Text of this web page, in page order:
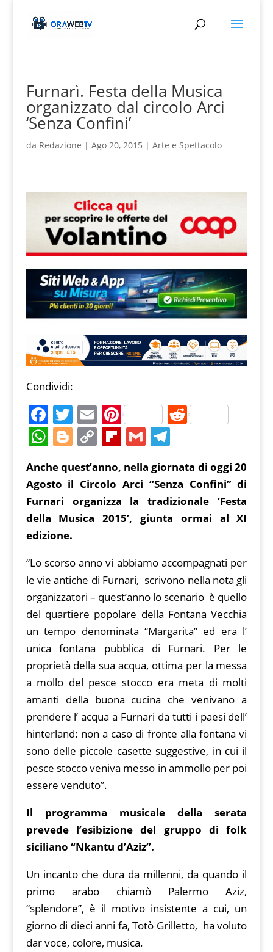
Furnarì. Festa della Musica
organizzato dal circolo Arci
‘Senza Confini’
da Redazione | Ago 20, 2015 | Arte e Spettacolo
Condividi:
F
a
c
e
b
o
o
T
w
itt
er
E
m
ai
l
Pi
nt
er
e
st
R
di
t
W
h
at
s
A
p
Bl
g
g
er
C
p
y
Li
Fl
ip
b
o
ar
G
m
ai
l
T
e
gr
a
Anche quest’anno, nella giornata di oggi 20
Agosto il Circolo Arci “Senza Confini” di
Furnari organizza la tradizionale ‘Festa
della Musica 2015’, giunta ormai al XI
edizione.
“Lo scorso anno vi abbiamo accompagnati per
le vie antiche di Furnari, scrivono nella nota gli
organizzatori – quest’anno lo scenario è quello
del quartiere popolare della Fontana Vecchia
un tempo denominata “Margarita” ed era l’
unica fontana pubblica di Furnari. Per le
proprietà della sua acqua, ottima per la messa
a mollo del pesce stocco era meta di molti
amanti della buona cucina che venivano a
prendere l’ acqua a Furnari da tutti i paesi dell’
hinterland: non a caso di fronte alla fontana vi
sono delle piccole casette suggestive, in cui il
pesce stocco veniva messo in ammollo per poi
essere venduto”.
Il programma musicale della serata
prevede l’esibizione del gruppo di folk
siciliano “Nkantu d’Aziz”.
Un incanto che dura da millenni, da quando il
primo arabo chiamò Palermo Aziz,
“splendore”, è il motivo insistente a cui, un
giorno di dieci anni fa, Totò Grilletto, ha voluto
dar voce, colore, musica.